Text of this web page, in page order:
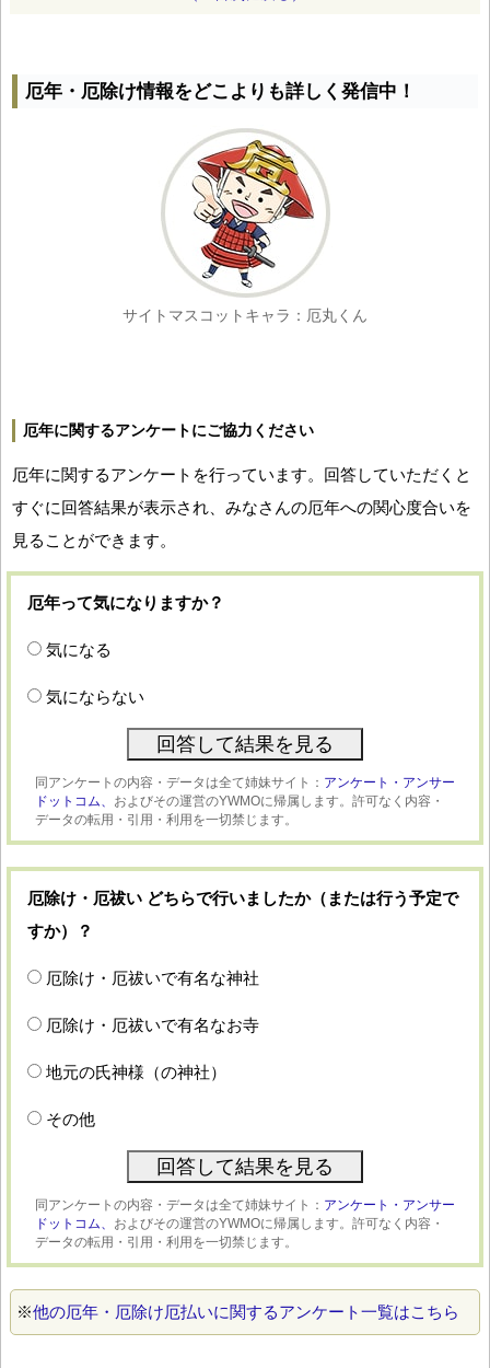
厄年・厄除け情報をどこよりも詳しく発信中！
サイトマスコットキャラ：厄丸くん
厄年に関するアンケートにご協力ください
厄年に関するアンケートを行っています。回答していただくと
すぐに回答結果が表示され、みなさんの厄年への関心度合いを
見ることができます。
厄年って気になりますか？
気になる
気にならない
同アンケートの内容・データは全て姉妹サイト： アンケート・アンサー
ドットコム、 およびその運営のYWMOに帰属します。許可なく内容・
データの転用・引用・利用を一切禁じます。
厄除け・厄祓い どちらで行いましたか（または行う予定で
すか）？
厄除け・厄祓いで有名な神社
厄除け・厄祓いで有名なお寺
地元の氏神様（の神社）
その他
同アンケートの内容・データは全て姉妹サイト： アンケート・アンサー
ドットコム、 およびその運営のYWMOに帰属します。許可なく内容・
データの転用・引用・利用を一切禁じます。
※他の厄年・厄除け厄払いに関するアンケート一覧はこちら